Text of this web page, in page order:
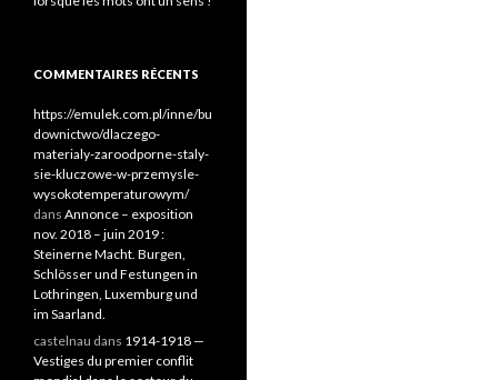
COMMENTAIRES RÉCENTS
https://emulek.com.pl/inne/bu
downictwo/dlaczego-
materialy-zaroodporne-staly-
sie-kluczowe-w-przemysle-
wysokotemperaturowym/
dans Annonce – exposition
nov. 2018 – juin 2019 :
Steinerne Macht. Burgen,
Schlösser und Festungen in
Lothringen, Luxemburg und
im Saarland.
castelnau dans 1914-1918 —
Vestiges du premier conflit